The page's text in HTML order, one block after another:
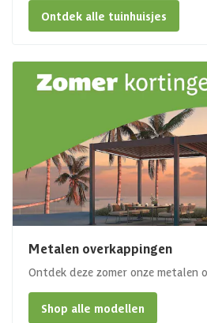
Ontdek alle tuinhuisjes
Metalen overkappingen
Ontdek deze zomer onze metalen
Shop alle modellen